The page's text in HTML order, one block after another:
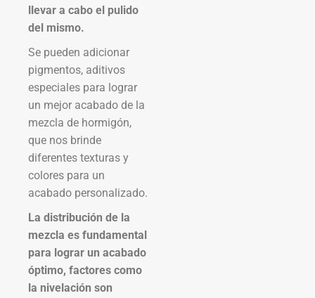
llevar a cabo el pulido
del mismo.
Se pueden adicionar
pigmentos, aditivos
especiales para lograr
un mejor acabado de la
mezcla de hormigón,
que nos brinde
diferentes texturas y
colores para un
acabado personalizado.
La distribución de la
mezcla es fundamental
para lograr un acabado
óptimo, factores como
la nivelación son